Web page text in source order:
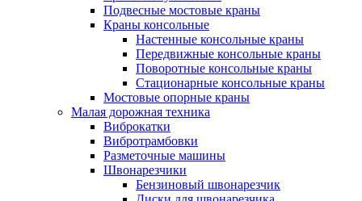
Подвесные мостовые краны
Краны консольные
Настенные консольные краны
Передвижные консольные краны
Поворотные консольные краны
Стационарные консольные краны
Мостовые опорные краны
Малая дорожная техника
Виброкатки
Вибротрамбовки
Разметочные машины
Швонарезчики
Бензиновый швонарезчик